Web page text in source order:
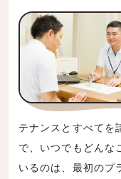
テナンスとすべてを
で、いつでもどんな
いるのは、最初のプ